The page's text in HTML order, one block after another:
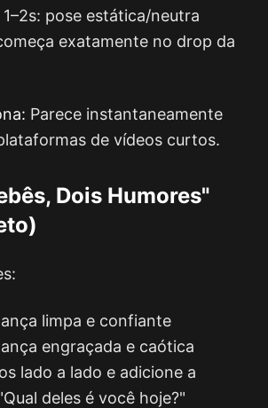
pose estática/neutra
exatamente no drop da
Parece instantaneamente
de vídeos curtos.
Dois Humores"
limpa e confiante
engraçada e caótica
lado a lado e adicione a
deles é você hoje?"